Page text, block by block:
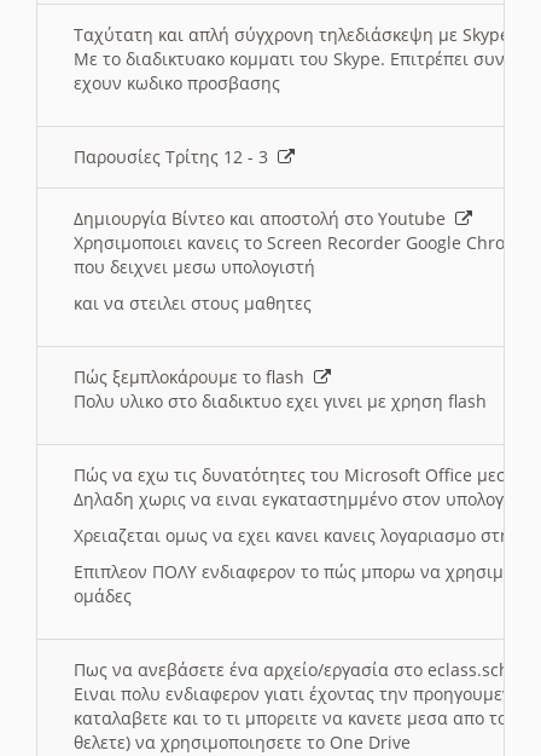
Ταχύτατη και απλή σύγχρονη τηλεδιάσκεψη με Skype
Με το διαδικτυακο κομματι του Skype. Επιτρέπει
εχουν κωδικο προσβασης
Παρουσίες Τρίτης 12 - 3
Δημιουργία Βίντεο και αποστολή στο Youtube
Χρησιμοποιει κανεις το Screen Recorder Google Chrome
που δειχνει μεσω υπολογιστή
και να στειλει στους μαθητες
Πώς ξεμπλοκάρουμε το flash
Πολυ υλικο στο διαδικτυο εχει γινει με χρηση flash
Πώς να εχω τις δυνατότητες του Microsoft Office μεσω
Δηλαδη χωρις να ειναι εγκαταστημμένο στον
Χρειαζεται ομως να εχει κανει κανεις λογαριασμο στη
Επιπλεον ΠΟΛΥ ενδιαφερον το πώς μπορω να
ομάδες
Πως να ανεβάσετε ένα αρχείο/εργασία στο eclass.sch.gr
Ειναι πολυ ενδιαφερον γιατι έχοντας την
καταλαβετε και το τι μπορειτε να κανετε μεσα απο το
θελετε) να χρησιμοποιησετε το One Drive